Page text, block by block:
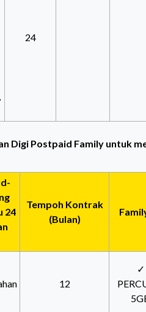
24
Digi Postpaid Family untuk
24
Tempoh Kontrak
(Bulan)
12
✓